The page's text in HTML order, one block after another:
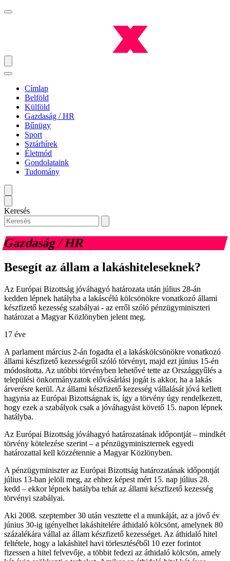
Címlap
Belföld
Külföld
Gazdaság / HR
Bűnügy
Sport
Sztárhírek
Életmód
Gondolataink
Tudomány
Keresés
Gazdaság / HR
Besegít az állam a lakáshiteleseknek?
Az Európai Bizottság jóváhagyó határozata után július 28-án
kedden lépnek hatályba a lakáscélú kölcsönökre vonatkozó állami
készfizető kezesség szabályai - az erről szóló pénzügyminiszteri
határozat a Magyar Közlönyben jelent meg.
17 éve
A parlament március 2-án fogadta el a lakáskölcsönökre vonatkozó
állami készfizető kezességről szóló törvényt, majd ezt június 15-én
módosította. Az utóbbi törvényben lehetővé tette az Országgyűlés a
települési önkormányzatok elővásárlási jogát is akkor, ha a lakás
árverésre kerül. Az állami készfizető kezesség vállalását jóvá kellett
hagynia az Európai Bizottságnak is, így a törvény úgy rendelkezett,
hogy ezek a szabályok csak a jóváhagyást követő 15. napon lépnek
hatályba.
Az Európai Bizottság jóváhagyó határozatának időpontját – mindkét
törvény kötelezése szerint – a pénzügyminiszternek egyedi
határozattal kell közzétennie a Magyar Közlönyben.
A pénzügyminiszter az Európai Bizottság határozatának időpontját
július 13-ban jelöli meg, az ehhez képest mért 15. nap július 28.
kedd – ekkor lépnek hatályba tehát az állami készfizető kezesség
törvényi szabályai.
Aki 2008. szeptember 30 után vesztette el a munkáját, az a jövő év
június 30-ig igényelhet lakáshitelére áthidaló kölcsönt, amelynek 80
százalékára vállal az állam készfizető kezességet. Az áthidaló hitel
feltétele, hogy a lakáshitel havi törlesztéséből 10 ezer forintot
fizessen a hitel felvevője, a többit fedezi az áthidaló kölcsön, amely